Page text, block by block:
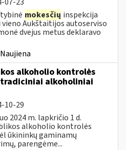
mokesčių inspekcija
vieno Aukštaitijos autoserviso
dvejus metus deklaravo
Naujiena
alkoholio kontrolės
alkoholiniai
10-29
2024 m. lapkričio 1 d.
alkoholio kontrolės
ūkininkų gaminamų
parengėme...